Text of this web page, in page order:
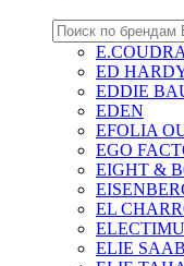
ED
EDDIE
EDEN
EFOLIA
EGO
EIGHT &
EL
ELIE SAAB